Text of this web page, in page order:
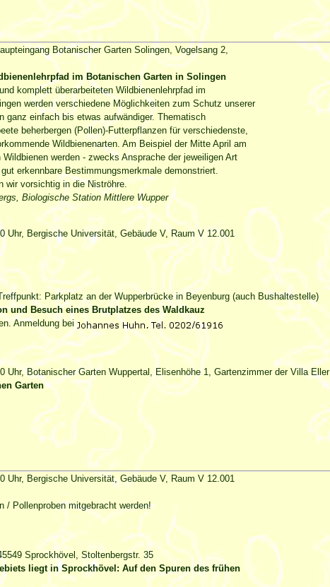
Botanischer Garten Solingen, Vogelsang 2,
im Botanischen Garten in Solingen
komplett überarbeiteten Wildbienenlehrpfad im
werden verschiedene Möglichkeiten zum Schutz unserer
ganz einfach bis etwas aufwändiger. Thematisch
beherbergen (Pollen)-Futterpflanzen für verschiedenste,
Wildbienenarten. Am Beispiel der Mitte April am
Wildbienen werden - zwecks Ansprache der jeweiligen Art
erkennbare Bestimmungsmerkmale demonstriert.
wir vorsichtig in die Niströhre.
Biologische Station Mittlere Wupper
Uhr, Bergische Universität, Gebäude V, Raum V 12.001
Parkplatz an der Wupperbrücke in Beyenburg (auch Bushaltestelle)
und Besuch eines Brutplatzes des Waldkauz
Anmeldung bei
Uhr, Botanischer Garten Wuppertal, Elisenhöhe 1, Gartenzimmer der Villa Eller
Garten
Uhr, Bergische Universität, Gebäude V, Raum V 12.001
/ Pollenproben mitgebracht werden!
Sprockhövel, Stoltenbergstr. 35
liegt in Sprockhövel: Auf den Spuren des frühen